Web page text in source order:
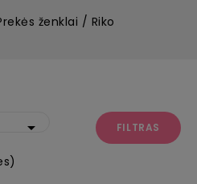
ženklai Riko
 FILTRAS